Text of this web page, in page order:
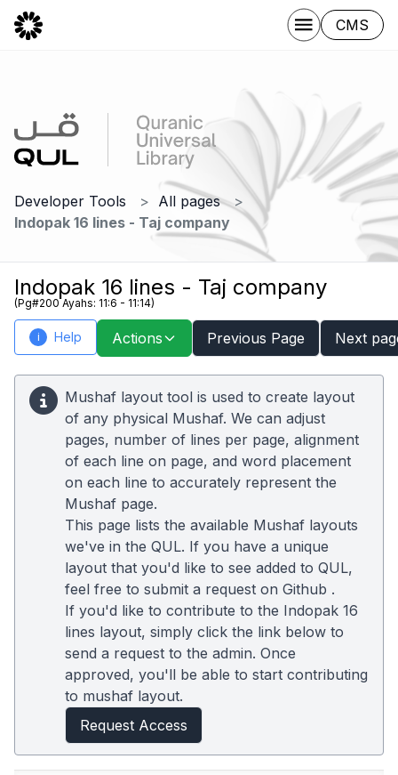
CMS
Developer Tools
All pages
Indopak 16 lines - Taj company
Indopak 16 lines - Taj company
(Pg#200 Ayahs: 11:6 - 11:14)
i Help Actions Previous Page Next
Mushaf layout tool is used to create layout
of any physical Mushaf. We can adjust
pages, number of lines per page, alignment
of each line on page, and word placement
on each line to accurately represent the
Mushaf page.
This page lists the available Mushaf layouts
we've in the QUL. If you have a unique
layout that you'd like to see added to QUL,
feel free to submit a request on Github .
If you'd like to contribute to the Indopak 16
lines layout, simply click the link below to
send a request to the admin. Once
approved, you'll be able to start contributing
to mushaf layout.
Request Access